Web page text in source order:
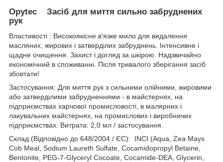
Opytec Засіб для миття сильно забруднених
рук
Властивості : Високоякісне в'язке мило для видалення
масляних, жирових і затверділих забруднень. Інтенсивне і
щадне очищення. Захист і догляд за шкірою. Надзвичайно
економічний в споживанні. Після тривалого зберігання засіб
збовтати!
Застосування: Для миття рук з сильними олійними, жировими
або затверділими забрудненнями - в майстернях, на
підприємствах харчової промисловості, в малярних і
лакувальних майстернях, на промислових і виробничих
підприємствах. Витрата: 2,0 мл / застосування.
Склад (Відповідно до 648/2004 / ЄС): INCI (Aqua, Zea Mays
Cob Meal, Sodium Laureth Sulfate, Cocamidopropyl Betaine,
Bentonite, PEG-7-Glyceryl Cocoate, Cocamide-DEA, Glycerin,